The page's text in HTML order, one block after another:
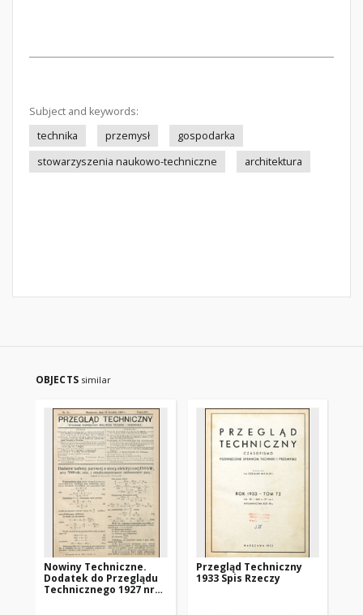
Subject and keywords:
technika
przemysł
gospodarka
stowarzyszenia naukowo-techniczne
architektura
OBJECTS similar
Nowiny Techniczne.
Dodatek do Przeglądu
Technicznego 1927 nr
Przegląd Techniczny
1933 Spis Rzeczy